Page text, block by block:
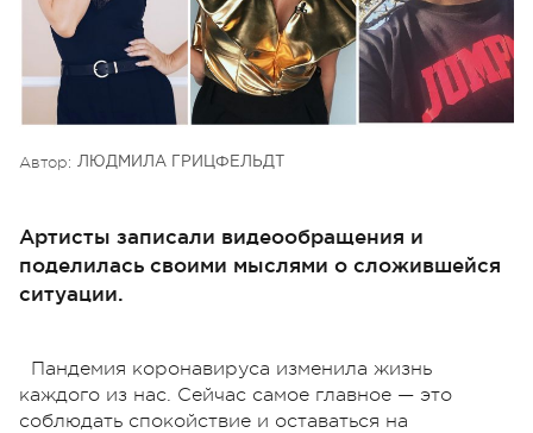
Автор: ЛЮДМИЛА ГРИЦФЕЛЬДТ
Артисты записали видеообращения и
поделилась своими мыслями о сложившейся
ситуации.
Пандемия коронавируса изменила жизнь
каждого из нас. Сейчас самое главное — это
соблюдать спокойствие и оставаться на